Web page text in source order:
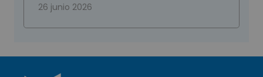
26 junio 2026